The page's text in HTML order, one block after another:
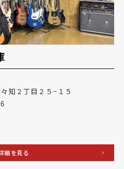
知２丁目２５−１５
細を見る